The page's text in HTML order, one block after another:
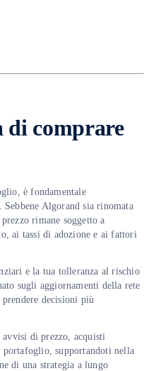
di comprare
è fondamentale
Algorand sia rinomata
rimane soggetto a
ai tassi di adozione e ai fattori
e la tua tolleranza al rischio
sugli aggiornamenti della rete
decisioni più
di prezzo, acquisti
supportandoti nella
di una strategia a lungo